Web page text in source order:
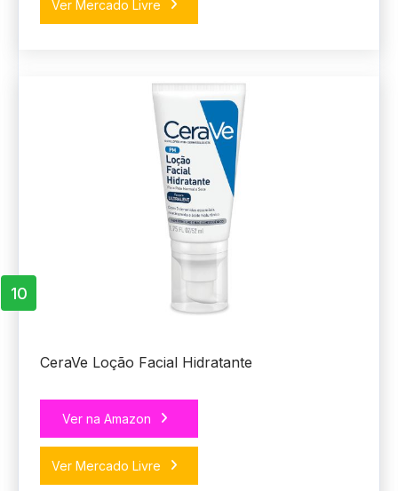
Ver Mercado Livre
10
CeraVe Loção Facial Hidratante
Ver na Amazon
Ver Mercado Livre